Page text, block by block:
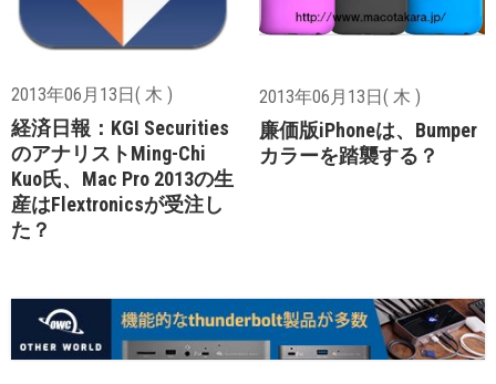
2013年06月13日( 木 )
経済日報：KGI Securities
のアナリストMing-Chi
Kuo氏、Mac Pro 2013の生
産はFlextronicsが受注し
た？
2013年06月13日( 木 )
廉価版iPhoneは、Bumper
カラーを踏襲する？